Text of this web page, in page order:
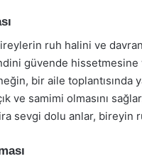
ruh halini ve
güvende hissetmesine
bir aile
ve samimi olmasını
sevgi dolu anlar, bireyin